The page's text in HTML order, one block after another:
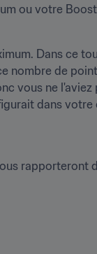
ou votre
Dans ce
nombre de
vous ne
dans